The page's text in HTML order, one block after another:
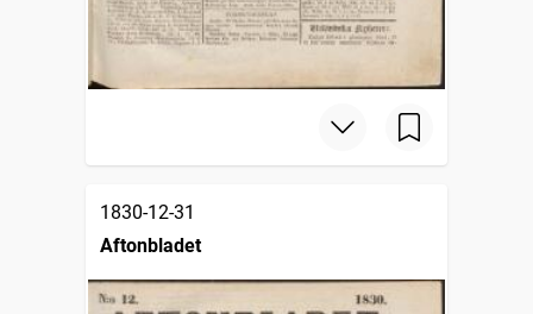
1830-12-31
Aftonbladet